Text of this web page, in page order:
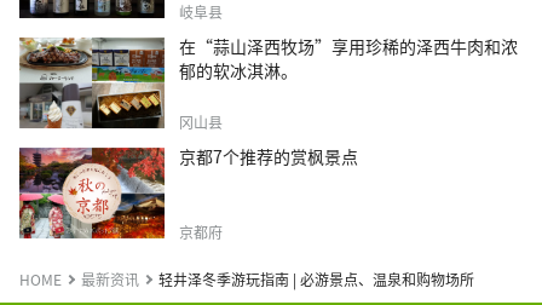
岐阜县
在“蒜山泽西牧场”享用珍稀的泽西牛肉和浓
郁的软冰淇淋。
冈山县
京都7个推荐的赏枫景点
京都府
HOME 最新资讯 轻井泽冬季游玩指南 | 必游景点、温泉和购物场所